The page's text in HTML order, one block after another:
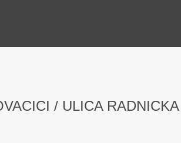
/ ULICA RADNICKA